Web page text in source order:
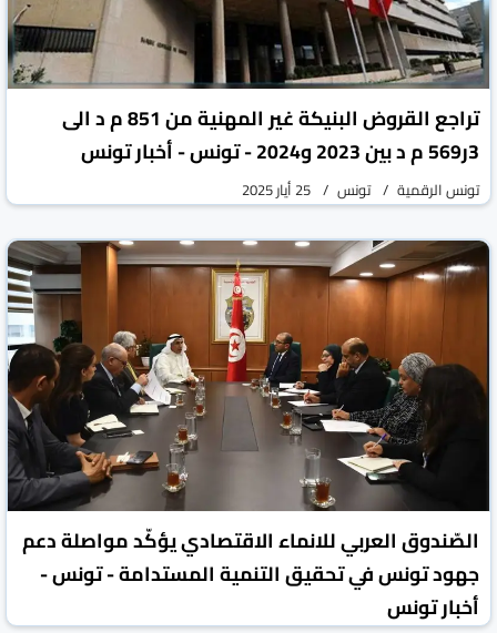
تراجع القروض البنيكة غير المهنية من 851 م د الى
3ر569 م د بين 2023 و2024 - تونس - أخبار تونس
تونس الرقمية تونس 25 أيار 2025
الصّندوق العربي للانماء الاقتصادي يؤكّد مواصلة دعم
جهود تونس في تحقيق التنمية المستدامة - تونس -
أخبار تونس